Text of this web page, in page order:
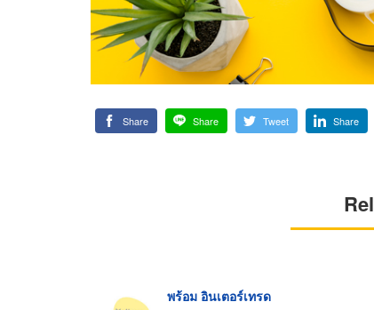
Share Share Tweet Share
พร้อม อินเตอร์เทรด